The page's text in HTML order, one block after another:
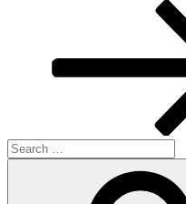
Search
for: